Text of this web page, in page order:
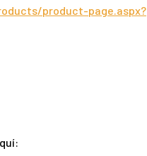
product-page.aspx?